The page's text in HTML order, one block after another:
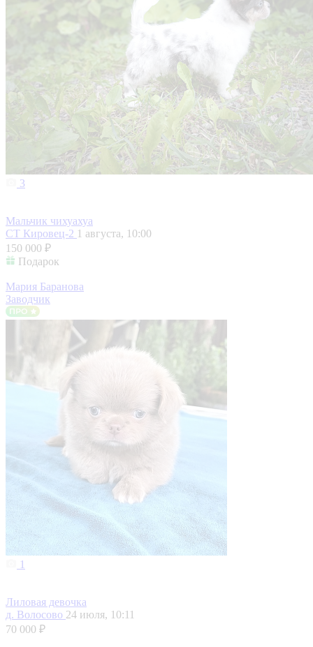
3
Мальчик чихуахуа
СТ Кировец-2 1 августа, 10:00
150 000 ₽
Подарок
Мария Баранова
Заводчик
1
Лиловая девочка
д. Волосово 24 июля, 10:11
70 000 ₽